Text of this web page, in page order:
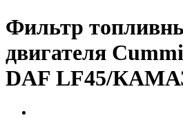
Фильтр
двигателя
DAF LF45/